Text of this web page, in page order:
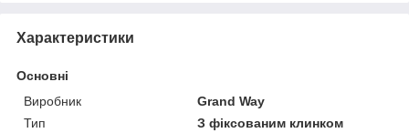
Характеристики
Основні
Виробник
Grand Way
Тип
З фіксованим клинком